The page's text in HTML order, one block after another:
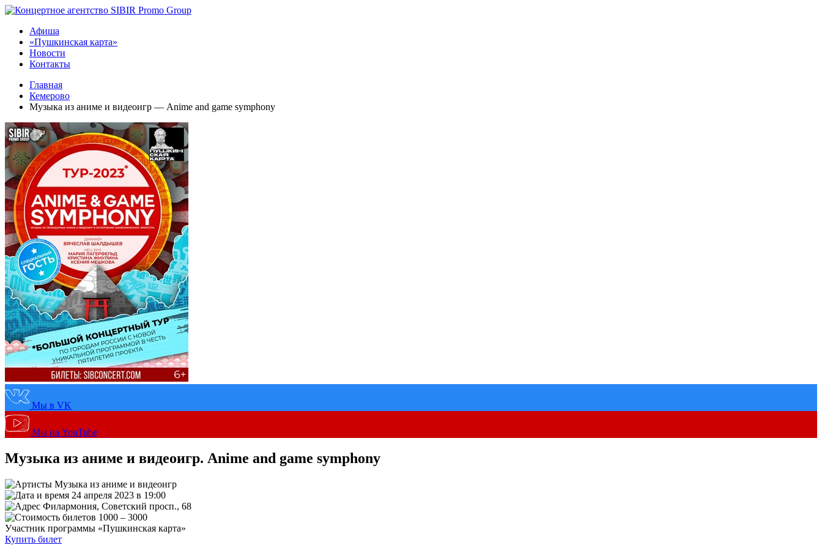
Афиша
«Пушкинская карта»
Новости
Контакты
Главная
Кемерово
Музыка из аниме и видеоигр — Anime and game symphony
Мы в VK
Мы на YouTube
Музыка из аниме и видеоигр. Anime and game symphony
Музыка из аниме и видеоигр
24 апреля 2023 в 19:00
Филармония, Советский просп., 68
1000 – 3000
Участник программы «Пушкинская карта»
Купить билет